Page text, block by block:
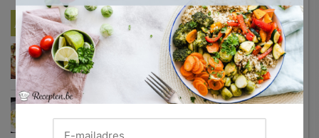
Nieuwste Recepten
Turkse pizza met halloumi en courgette
Waterzooi van pladijs met venkel (Colruyt)